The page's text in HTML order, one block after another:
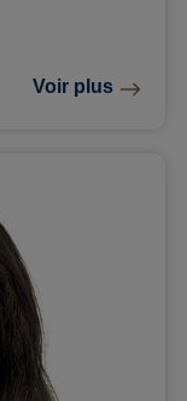
Voir plus